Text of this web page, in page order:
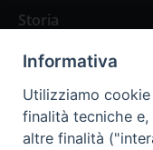
Storia
Abbonamenti
Abbonamento
Informativa
Utilizziamo
finalità tecniche
altre finalità